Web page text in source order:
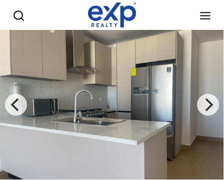
Apartamento en Venta en Naco con Línea Blanca, Vista